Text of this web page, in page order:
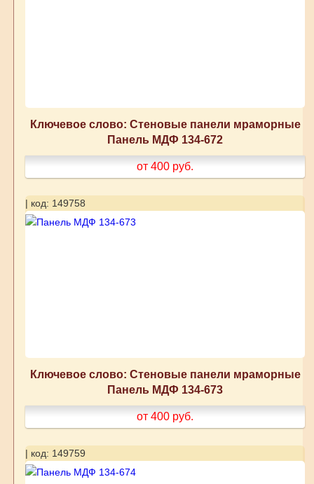
Ключевое слово: Стеновые панели мраморные
Панель МДФ 134-672
от 400 руб.
| код: 149758
Ключевое слово: Стеновые панели мраморные
Панель МДФ 134-673
от 400 руб.
| код: 149759